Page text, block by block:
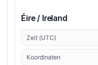
Éire / Ireland
Zeit (UTC)
Koordinaten